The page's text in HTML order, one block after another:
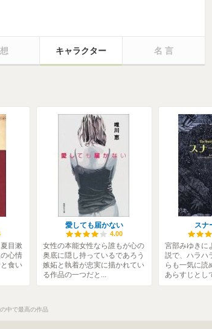
キャラクター 名言
目漱
心情
食い
愛しても届かない
4.00
女性の本能女性なら誰もが心の
奥底に隠し持っているであろう
嫉妬と執着が忠実に描かれてい
る作品の一つだと...
スナ
宮部みゆきに
説で、ハラハ
らも一気に読
あらすじとし
中で最高の作品